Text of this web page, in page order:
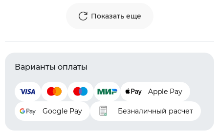
Показать еще
Варианты оплаты
Apple Pay
Google Pay Безналичный расчет